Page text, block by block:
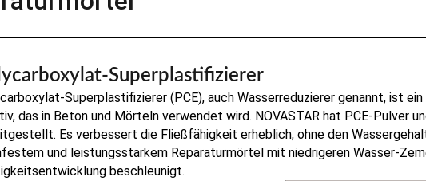
Superplastifizierer
Superplastifizierer (PCE), auch Wasserreduzierer genannt, ist
das in Beton und Mörteln verwendet wird. NOVASTAR hat PCE-Pulver
Es verbessert die Fließfähigkeit erheblich, ohne den
und leistungsstarkem Reparaturmörtel mit niedrigeren Wasser-
beschleunigt.